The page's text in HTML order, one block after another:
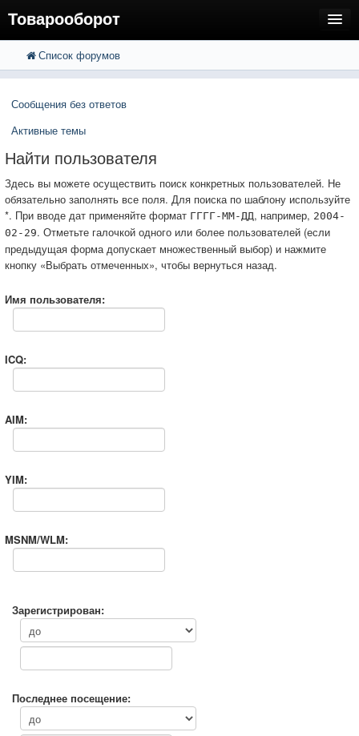
Товарооборот
FAQ
Вход
Расширенный поиск
Список форумов
Сообщения без ответов
Активные темы
Найти пользователя
Здесь вы можете осуществить поиск конкретных пользователей. Не
обязательно заполнять все поля. Для поиска по шаблону используйте
*. При вводе дат применяйте формат ГГГГ-ММ-ДД, например, 2004-
02-29. Отметьте галочкой одного или более пользователей (если
предыдущая форма допускает множественный выбор) и нажмите
кнопку «Выбрать отмеченных», чтобы вернуться назад.
Имя пользователя:
ICQ:
AIM:
YIM:
MSNM/WLM:
Зарегистрирован:
Последнее посещение: